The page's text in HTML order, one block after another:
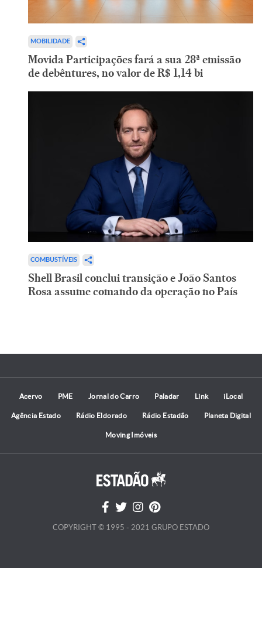
MOBILIDADE
Movida Participações fará a sua 28ª emissão
de debêntures, no valor de R$ 1,14 bi
COMBUSTÍVEIS
Shell Brasil conclui transição e João Santos
Rosa assume comando da operação no País
Acervo PME Jornal do Carro Paladar Link iLocal
Agência Estado Rádio Eldorado Rádio Estadão Planeta Digital
Moving Imóveis
COPYRIGHT © 1995 - 2021 GRUPO ESTADO